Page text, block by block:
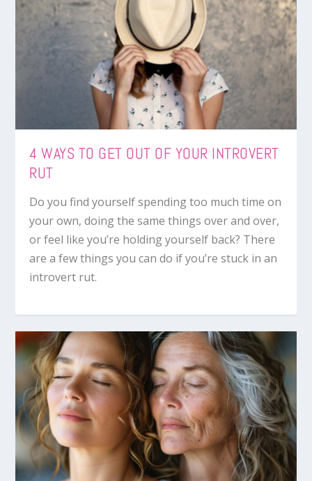
4 WAYS TO GET OUT OF YOUR INTROVERT
RUT
Do you find yourself spending too much time on
your own, doing the same things over and over,
or feel like you’re holding yourself back? There
are a few things you can do if you’re stuck in an
introvert rut.